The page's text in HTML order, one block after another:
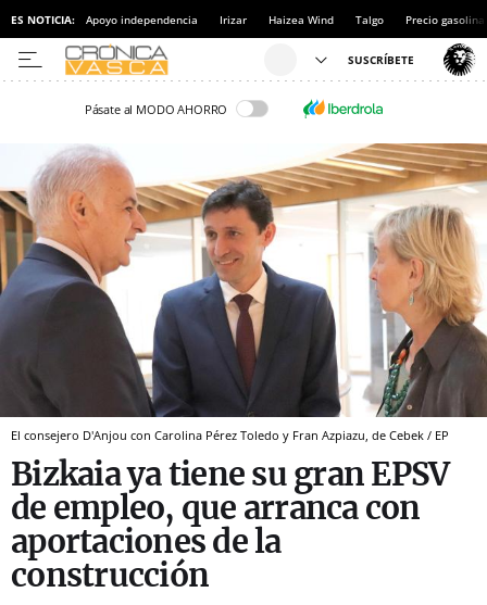
ES NOTICIA: Apoyo independencia Irizar Haizea Wind Talgo Precio gasolina
Pásate al MODO AHORRO
El consejero D'Anjou con Carolina Pérez Toledo y Fran Azpiazu, de Cebek / EP
Bizkaia ya tiene su gran EPSV
de empleo, que arranca con
aportaciones de la
construcción